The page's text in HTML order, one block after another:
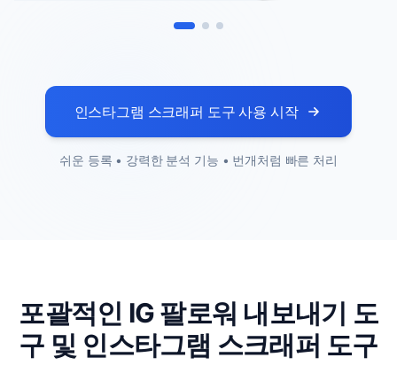
인스타그램 스크래퍼 도구 사용 시작
쉬운 등록 • 강력한 분석 기능 • 번개처럼 빠른 처리
포괄적인 IG 팔로워 내보내기 도
구 및 인스타그램 스크래퍼 도구